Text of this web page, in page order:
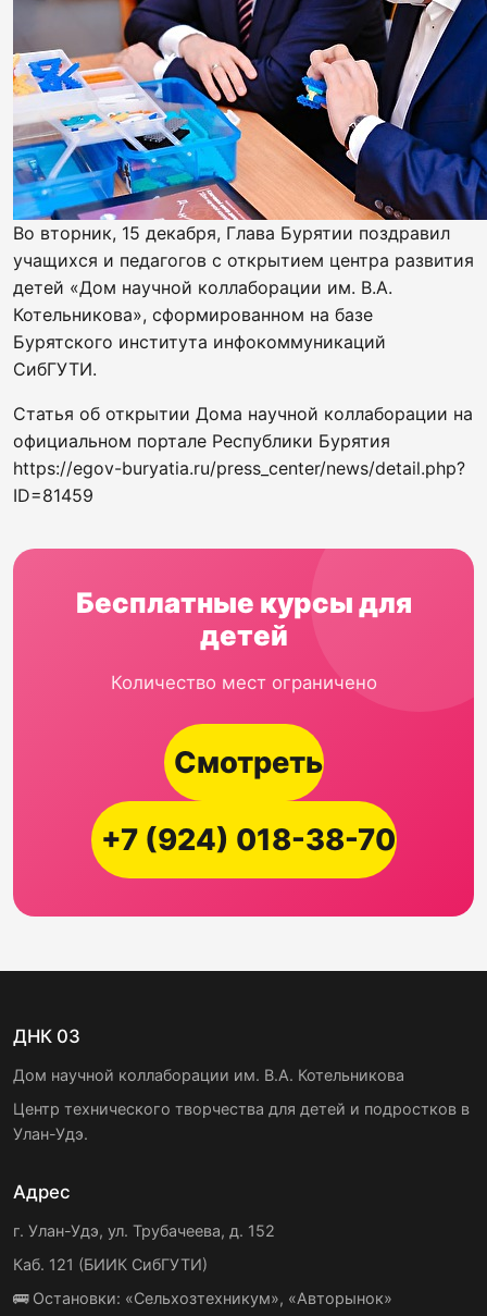
Во вторник, 15 декабря, Глава Бурятии поздравил
учащихся и педагогов с открытием центра развития
детей «Дом научной коллаборации им. В.А.
Котельникова», сформированном на базе
Бурятского института инфокоммуникаций
СибГУТИ.
Статья об открытии Дома научной коллаборации на
официальном портале Республики Бурятия
https://egov-buryatia.ru/press_center/news/detail.php?
ID=81459
Бесплатные курсы для
детей
Количество мест ограничено
Смотреть
+7 (924) 018-38-70
ДНК 03
Дом научной коллаборации им. В.А. Котельникова
Центр технического творчества для детей и подростков в
Улан-Удэ.
Адрес
г. Улан-Удэ, ул. Трубачеева, д. 152
Каб. 121 (БИИК СибГУТИ)
🚌 Остановки: «Сельхозтехникум», «Авторынок»